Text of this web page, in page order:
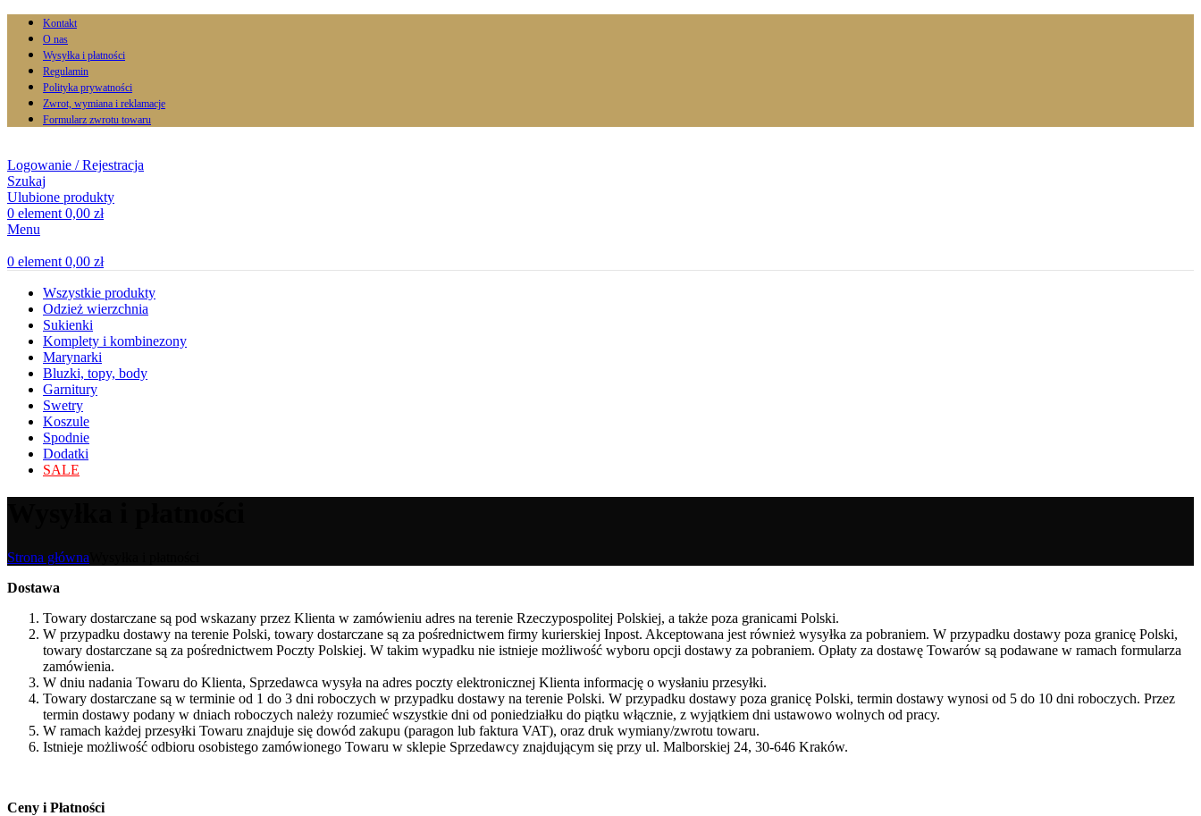
Kontakt
O nas
Wysyłka i płatności
Regulamin
Polityka prywatności
Zwrot, wymiana i reklamacje
Formularz zwrotu towaru
Logowanie / Rejestracja
Szukaj
Ulubione produkty
0 element 0,00 zł
Menu
0 element 0,00 zł
Wszystkie produkty
Odzież wierzchnia
Sukienki
Komplety i kombinezony
Marynarki
Bluzki, topy, body
Garnitury
Swetry
Koszule
Spodnie
Dodatki
SALE
Strona główna
Dostawa
Towary dostarczane są pod wskazany przez Klienta w zamówieniu adres na terenie Rzeczypospolitej Polskiej, a także poza granicami Polski.
W przypadku dostawy na terenie Polski, towary dostarczane są za pośrednictwem firmy kurierskiej Inpost. Akceptowana jest również wysyłka za pobraniem. W przypadku dostawy poza granicę Polski,
towary dostarczane są za pośrednictwem Poczty Polskiej. W takim wypadku nie istnieje możliwość wyboru opcji dostawy za pobraniem. Opłaty za dostawę Towarów są podawane w ramach formularza
zamówienia.
W dniu nadania Towaru do Klienta, Sprzedawca wysyła na adres poczty elektronicznej Klienta informację o wysłaniu przesyłki.
Towary dostarczane są w terminie od 1 do 3 dni roboczych w przypadku dostawy na terenie Polski. W przypadku dostawy poza granicę Polski, termin dostawy wynosi od 5 do 10 dni roboczych. Przez
termin dostawy podany w dniach roboczych należy rozumieć wszystkie dni od poniedziałku do piątku włącznie, z wyjątkiem dni ustawowo wolnych od pracy.
W ramach każdej przesyłki Towaru znajduje się dowód zakupu (paragon lub faktura VAT), oraz druk wymiany/zwrotu towaru.
Istnieje możliwość odbioru osobistego zamówionego Towaru w sklepie Sprzedawcy znajdującym się przy ul. Malborskiej 24, 30-646 Kraków.
Ceny i Płatności